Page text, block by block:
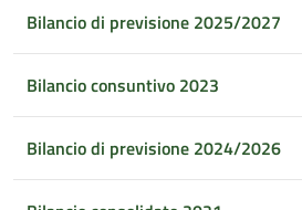
Bilancio di previsione 2025/2027
Bilancio consuntivo 2023
Bilancio di previsione 2024/2026